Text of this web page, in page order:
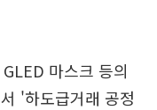
마스크 등의
'하도급거래 공정